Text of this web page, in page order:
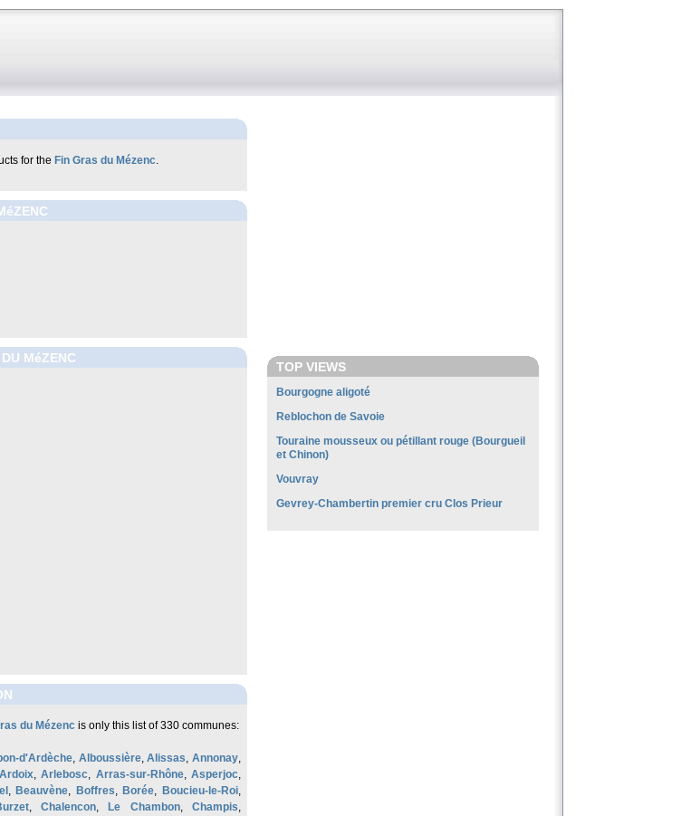
for the Fin Gras du Mézenc.
MéZENC
du Mézenc is only this list of 330 communes:
d'Ardèche, Alboussière,Alissas,Annonay,
Ardoix,Arlebosc, Arras-sur-Rhône,Asperjoc,
, Beauvène, Boffres, Borée, Boucieu-le-Roi,
,Chalencon, Le Chambon,Champis,
TOP VIEWS
Bourgogne aligoté
Reblochon de Savoie
Touraine mousseux ou pétillant rouge (Bourgueil
et Chinon)
Vouvray
Gevrey-Chambertin premier cru Clos Prieur